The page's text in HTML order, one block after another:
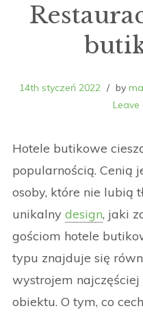
14th styczeń 2022 by
Hotele butikowe
popularnością. Cenią
osoby, które nie lubią
unikalny design, jaki
gościom hotele
typu znajduje się
wystrojem
obiektu. O tym, co